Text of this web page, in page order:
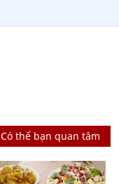
Có thể bạn quan tâm